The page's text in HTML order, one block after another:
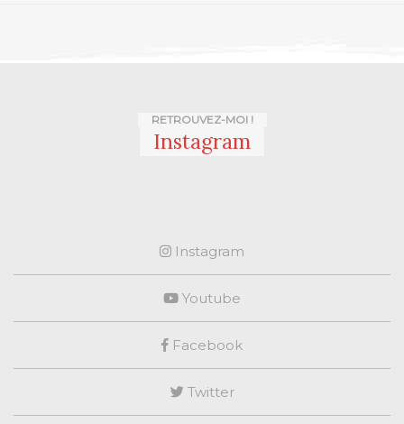
RETROUVEZ-MOI !
Instagram
Instagram
Youtube
Facebook
Twitter